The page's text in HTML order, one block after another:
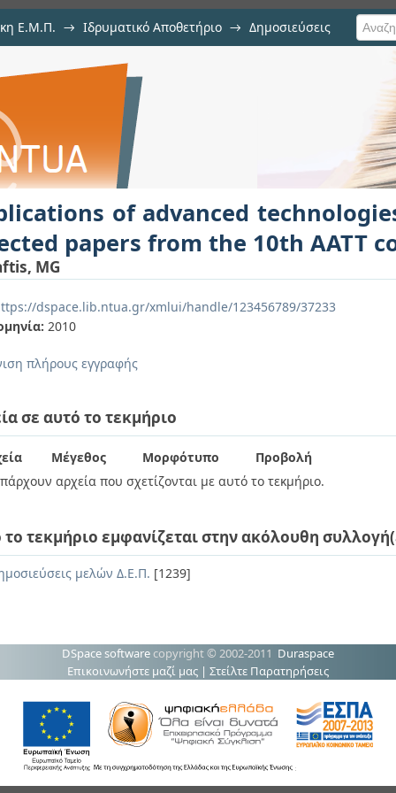
Ε.Μ.Π. → Ιδρυματικό Αποθετήριο → Δημοσιεύσεις
technologies in
of advanced
papers from the 10th AATT
MG
dspace.lib.ntua.gr/xmlui/handle/123456789/37233
2010
πλήρους εγγραφής
σε αυτό το τεκμήριο
Μέγεθος Μορφότυπο
Προβολή
αρχεία που σχετίζονται με αυτό το τεκμήριο.
το τεκμήριο εμφανίζεται στην ακόλουθη
μελών Δ.Ε.Π. [1239]
DSpace software copyright © 2002-2011 Duraspace
Επικοινωνήστε μαζί μας | Στείλτε Παρατηρήσεις